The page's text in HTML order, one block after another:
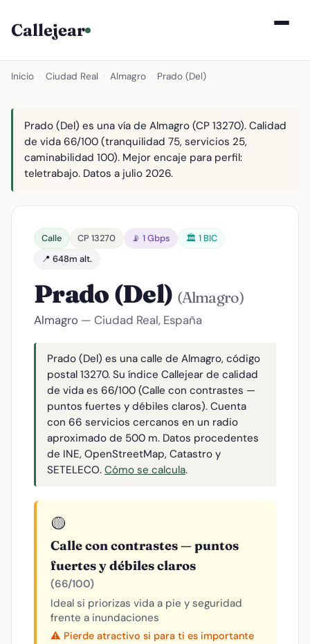
Callejear
Inicio Ciudad Real Almagro Prado (Del)
Prado (Del) es una vía de Almagro (CP 13270). Calidad
de vida 66/100 (tranquilidad 75, servicios 25,
caminabilidad 100). Mejor encaje para perfil:
teletrabajo. Datos a julio 2026.
Calle CP 13270 📡 1 Gbps
🏛️ 1 BIC
📍 648m alt.
Prado (Del) (Almagro)
Almagro — Ciudad Real, España
Prado (Del) es una calle de Almagro, código
postal 13270. Su índice Callejear de calidad
de vida es 66/100 (Calle con contrastes —
puntos fuertes y débiles claros). Cuenta
con 66 servicios cercanos en un radio
aproximado de 500 m. Datos procedentes
de INE, OpenStreetMap, Catastro y
SETELECO. Cómo se calcula.
🟡
Calle con contrastes — puntos
fuertes y débiles claros
(66/100)
Ideal si priorizas vida a pie y seguridad
frente a inundaciones
⚠️ Pierde atractivo si para ti es importante